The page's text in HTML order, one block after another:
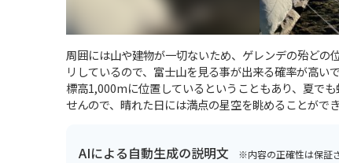
周囲には山や建物が一切ないため、ゲレンデの殆ど
リしているので、富士山を見る事が出来る確率が高いで
標高1,000mに位置しているということもあり、夏で
せんので、晴れた日には満点の星空を眺めることができ
AIによる自動生成の説明文 ※内容の正確性は保証